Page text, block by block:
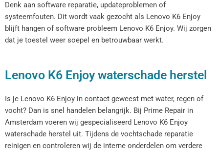
Denk aan software reparatie, updateproblemen of
systeemfouten. Dit wordt vaak gezocht als Lenovo K6 Enjoy
blijft hangen of software probleem Lenovo K6 Enjoy. Wij zorgen
dat je toestel weer soepel en betrouwbaar werkt.
Lenovo K6 Enjoy waterschade herstel
Is je Lenovo K6 Enjoy in contact geweest met water, regen of
vocht? Dan is snel handelen belangrijk. Bij Prime Repair in
Amsterdam voeren wij gespecialiseerd Lenovo K6 Enjoy
waterschade herstel uit. Tijdens de vochtschade reparatie
reinigen en controleren wij de interne onderdelen om verdere